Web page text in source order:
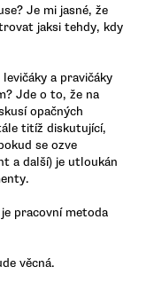
Je mi jasné, že
jaksi tehdy, kdy
a pravičáky
Jde o to, že na
opačných
titíž diskutující,
se ozve
a další) je utloukán
pracovní metoda
věcná.